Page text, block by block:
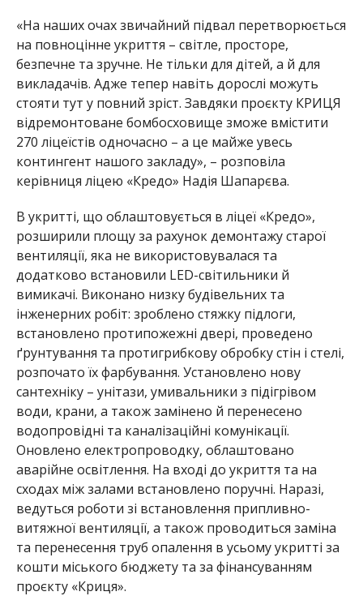
«На наших очах звичайний підвал перетворюється
на повноцінне укриття – світле, просторе,
безпечне та зручне. Не тільки для дітей, а й для
викладачів. Адже тепер навіть дорослі можуть
стояти тут у повний зріст. Завдяки проєкту КРИЦЯ
відремонтоване бомбосховище зможе вмістити
270 ліцеїстів одночасно – а це майже увесь
контингент нашого закладу», – розповіла
керівниця ліцею «Кредо» Надія Шапарєва.
В укритті, що облаштовується в ліцеї «Кредо»,
розширили площу за рахунок демонтажу старої
вентиляції, яка не використовувалася та
додатково встановили LED-світильники й
вимикачі. Виконано низку будівельних та
інженерних робіт: зроблено стяжку підлоги,
встановлено протипожежні двері, проведено
ґрунтування та протигрибкову обробку стін і стелі,
розпочато їх фарбування. Установлено нову
сантехніку – унітази, умивальники з підігрівом
води, крани, а також замінено й перенесено
водопровідні та каналізаційні комунікації.
Оновлено електропроводку, облаштовано
аварійне освітлення. На вході до укриття та на
сходах між залами встановлено поручні. Наразі,
ведуться роботи зі встановлення припливно-
витяжної вентиляції, а також проводиться заміна
та перенесення труб опалення в усьому укритті за
кошти міського бюджету та за фінансуванням
проєкту «Криця».